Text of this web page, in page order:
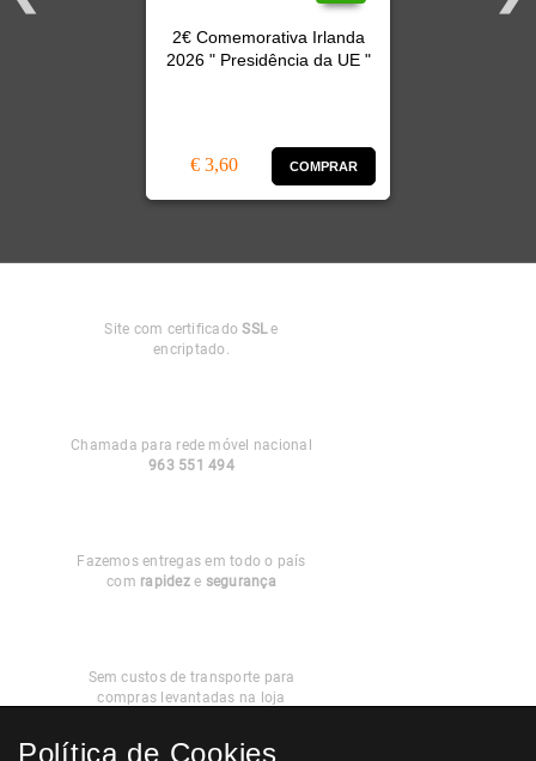
2€ Comemorativa Irlanda
2026 " Presidência da UE "
€ 3,60 COMPRAR
Site com certificadoSSLe
encriptado.
Chamada para rede móvel nacional
963 551 494
Fazemos entregas em todo o país
com rapideze segurança
Sem custos de transporte para
compras levantadas na loja
Política de Cookies